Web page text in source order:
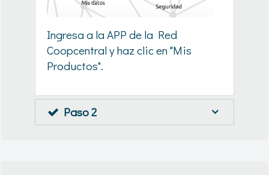
Ingresa a la APP de la Red
Coopcentral y haz clic en "Mis
Productos".
Paso 2